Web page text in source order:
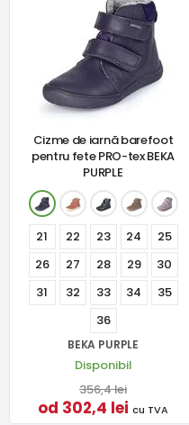
Cizme de iarnă barefoot
pentru fete PRO-tex BEKA
PURPLE
21 22 23 24
25
26
27 28 29
30
31
32 33 34
35
36
BEKA PURPLE
Disponibil
356,4 lei
od 302,4 lei cu TVA